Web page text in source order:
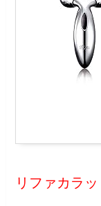
リファカラ